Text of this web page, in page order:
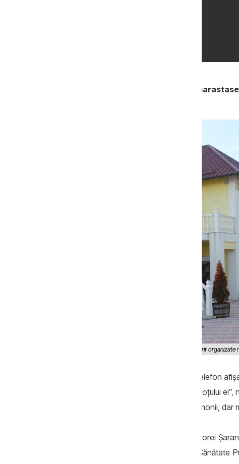
Afacere ascunsă: cumetrii, nunți și
Locuința Eleonorei Șaran de pe str Calea Unirii, unde sunt
persoana care răspunde la numărul de telefon
număr afișat pe aceeași poartă este al soțului
„casa primăriței” au loc tot felul de ceremonii,
Reporterii au mai scris că în casa Eleonorei
responsabilii de la Centrul Național de